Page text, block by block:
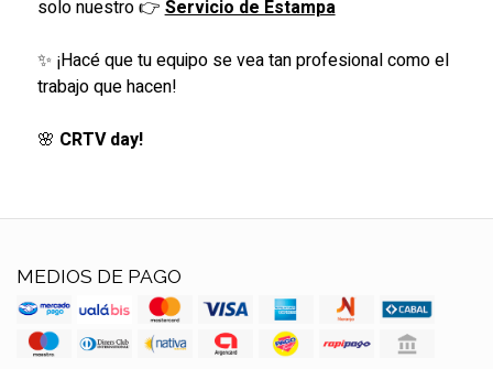
solo nuestro 👉Servicio de Estampa
✨ ¡Hacé que tu equipo se vea tan profesional como el
trabajo que hacen!
🌸 CRTV day!
MEDIOS DE PAGO